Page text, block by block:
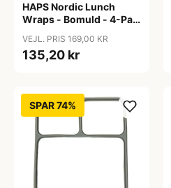
HAPS Nordic Lunch
Wraps - Bomuld - 4-Pak
VEJL. PRIS 169,00 KR
135,20 kr
SPAR 74%